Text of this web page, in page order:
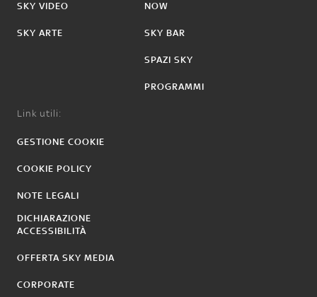
SKY VIDEO
SKY ARTE
NOW
SKY BAR
SPAZI SKY
PROGRAMMI
Link utili:
GESTIONE COOKIE
COOKIE POLICY
NOTE LEGALI
DICHIARAZIONE
ACCESSIBILITÀ
OFFERTA SKY MEDIA
CORPORATE